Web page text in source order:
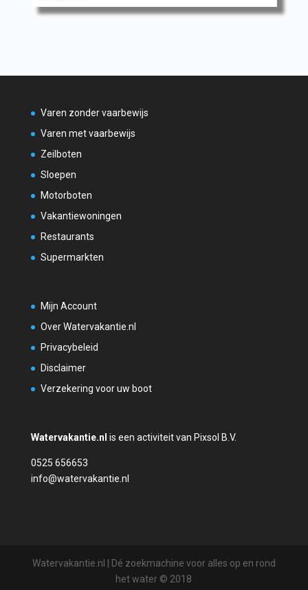
Varen zonder vaarbewijs
Varen met vaarbewijs
Zeilboten
Sloepen
Motorboten
Vakantiewoningen
Restaurants
Supermarkten
Mijn Account
Over Watervakantie.nl
Privacybeleid
Disclaimer
Verzekering voor uw boot
Watervakantie.nl is een activiteit van Pixsol B.V.
0525 656653
info@watervakantie.nl
Watervakantie.nl | Dé zoekmachine voor alles op en rond
het water © 2018